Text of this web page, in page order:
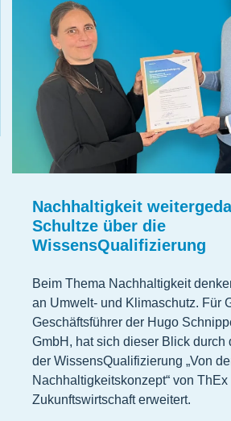
Nachhaltigkeit
Schultze über die
WissensQualifizierung
Beim Thema Nachhaltigkeit
an Umwelt- und Klimaschutz. Für
Geschäftsführer der Hugo
GmbH, hat sich dieser Blick durch
der WissensQualifizierung „Von
Nachhaltigkeitskonzept“ von ThEx
Zukunftswirtschaft erweitert.